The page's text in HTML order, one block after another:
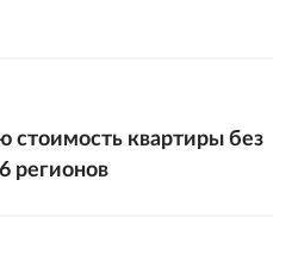
стоимость квартиры без
регионов